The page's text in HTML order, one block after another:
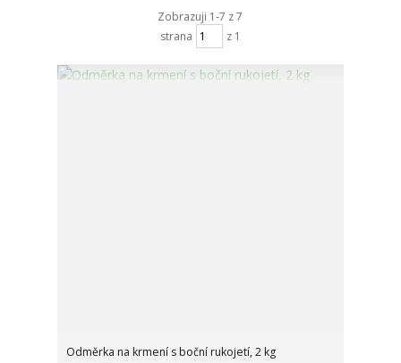
Zobrazuji 1-7 z 7
strana
z 1
Odměrka na krmení s boční rukojetí, 2 kg